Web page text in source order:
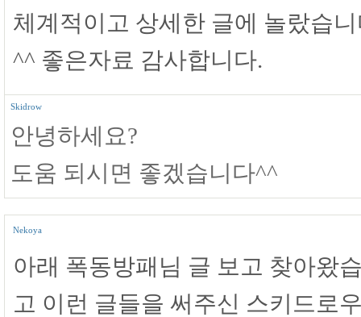
체계적이고 상세한 글에 놀랐습
^^ 좋은자료 감사합니다.
Skidrow
안녕하세요?
도움 되시면 좋겠습니다^^
Nekoya
아래 폭동방패님 글 보고 찾아왔
고 이런 글들을 써주신 스키드로